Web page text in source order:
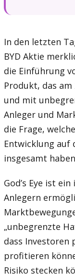
In den letzten
BYD Aktie
die Einführung
Produkt, das
und mit
Anleger und
die Frage,
Entwicklung auf
insgesamt
God’s Eye ist
Anlegern
„unbegrenzte
dass Investoren
profitieren
Risiko stecken